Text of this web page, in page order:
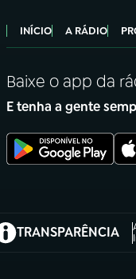
INÍCIO A RÁDIO
Baixe o app da
E tenha a gente
TRANSPARÊNCIA
em nova aba)